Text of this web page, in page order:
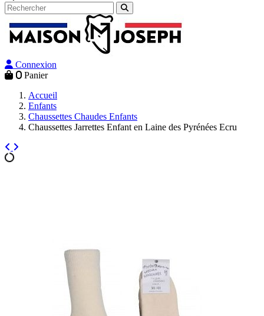
Connexion
0 Panier
Accueil
Enfants
Chaussettes Chaudes Enfants
Chaussettes Jarrettes Enfant en Laine des Pyrénées Ecru